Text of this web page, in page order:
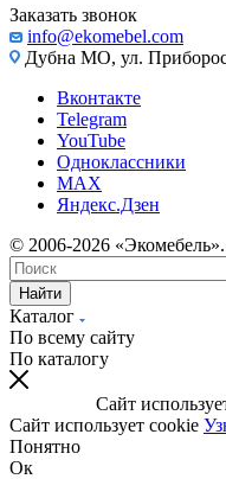
Заказать звонок
info@ekomebel.com
Дубна МО, ул.
Вконтакте
Telegram
YouTube
Одноклассники
MAX
Яндекс.Дзен
© 2006-2026
Найти
Каталог
По всему сайту
По каталогу
Сайт
Сайт использует cookie
Понятно
Ок